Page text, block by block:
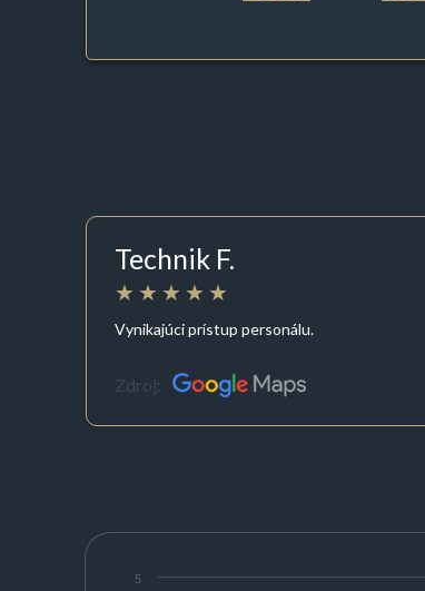
Technik F.
Vynikajúci prístup personálu.
Zdroj:
5